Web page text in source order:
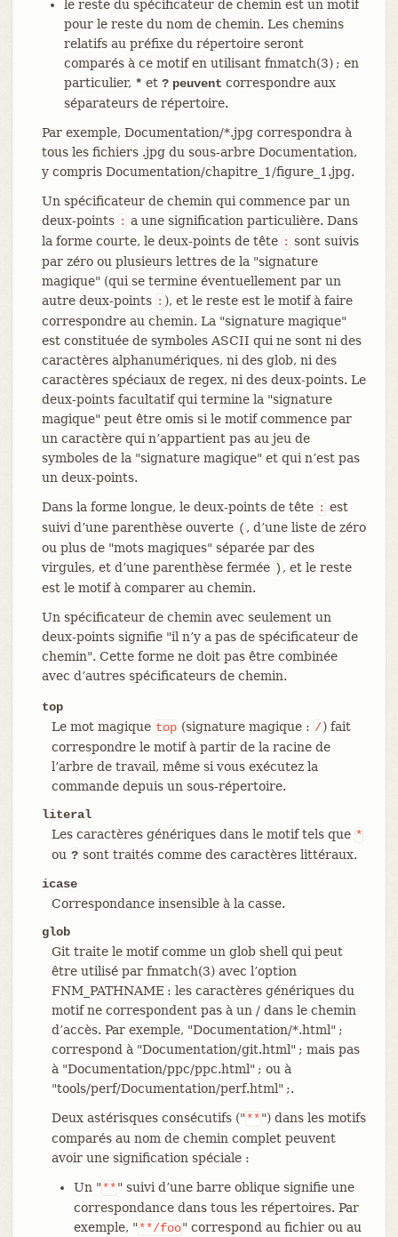
le reste du spécificateur de chemin est un motif
pour le reste du nom de chemin. Les chemins
relatifs au préfixe du répertoire seront
comparés à ce motif en utilisant fnmatch(3) ; en
particulier, * et ? peuvent correspondre aux
séparateurs de répertoire.
Par exemple, Documentation/*.jpg correspondra à
tous les fichiers .jpg du sous-arbre Documentation,
y compris Documentation/chapitre_1/figure_1.jpg.
Un spécificateur de chemin qui commence par un
deux-points : a une signification particulière. Dans
la forme courte, le deux-points de tête : sont suivis
par zéro ou plusieurs lettres de la "signature
magique" (qui se termine éventuellement par un
autre deux-points : ), et le reste est le motif à faire
correspondre au chemin. La "signature magique"
est constituée de symboles ASCII qui ne sont ni des
caractères alphanumériques, ni des glob, ni des
caractères spéciaux de regex, ni des deux-points. Le
deux-points facultatif qui termine la "signature
magique" peut être omis si le motif commence par
un caractère qui n’appartient pas au jeu de
symboles de la "signature magique" et qui n’est pas
un deux-points.
Dans la forme longue, le deux-points de tête : est
suivi d’une parenthèse ouverte ( , d’une liste de zéro
ou plus de "mots magiques" séparée par des
virgules, et d’une parenthèse fermée ) , et le reste
est le motif à comparer au chemin.
Un spécificateur de chemin avec seulement un
deux-points signifie "il n’y a pas de spécificateur de
chemin". Cette forme ne doit pas être combinée
avec d’autres spécificateurs de chemin.
top
Le mot magique top (signature magique : /) fait
correspondre le motif à partir de la racine de
l’arbre de travail, même si vous exécutez la
commande depuis un sous-répertoire.
literal
Les caractères génériques dans le motif tels que *
ou ? sont traités comme des caractères littéraux.
icase
Correspondance insensible à la casse.
glob
Git traite le motif comme un glob shell qui peut
être utilisé par fnmatch(3) avec l’option
FNM_PATHNAME : les caractères génériques du
motif ne correspondent pas à un / dans le chemin
d’accès. Par exemple, "Documentation/*.html" ;
correspond à "Documentation/git.html" ; mais pas
à "Documentation/ppc/ppc.html" ; ou à
"tools/perf/Documentation/perf.html" ;.
Deux astérisques consécutifs ("**") dans les motifs
comparés au nom de chemin complet peuvent
avoir une signification spéciale :
Un "**" suivi d’une barre oblique signifie une
correspondance dans tous les répertoires. Par
exemple, "**/foo" correspond au fichier ou au